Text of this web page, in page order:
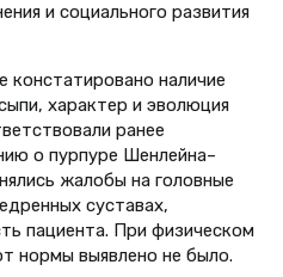
и социального развития
констатировано наличие
характер и эволюция
ранее
о пурпуре Шенлейна–
жалобы на головные
суставах,
пациента. При физическом
нормы выявлено не было.